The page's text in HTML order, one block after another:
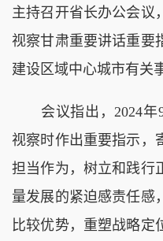
主持召开省长办公会议
视察甘肃重要讲话重要
建设区域中心城市有关
会议指出，2024年9
视察时作出重要指示，
担当作为，树立和践行
量发展的紧迫感责任感
比较优势，重塑战略定